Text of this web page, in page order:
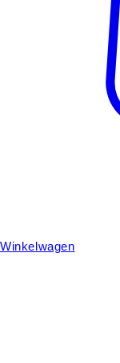
Winkelwagen